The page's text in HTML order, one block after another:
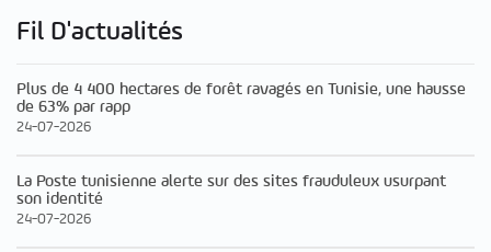
Fil D'actualités
Plus de 4 400 hectares de forêt ravagés en Tunisie, une hausse
de 63% par rapp
24-07-2026
La Poste tunisienne alerte sur des sites frauduleux usurpant
son identité
24-07-2026